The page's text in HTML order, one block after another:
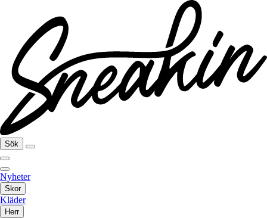
Sök
Nyheter
Skor
Kläder
Herr